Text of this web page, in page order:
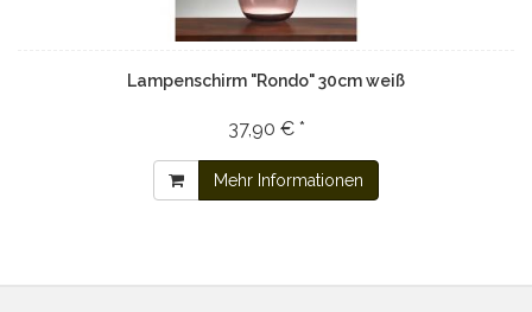
Lampenschirm "Rondo" 30cm weiß
37,90 € *
Mehr Informationen